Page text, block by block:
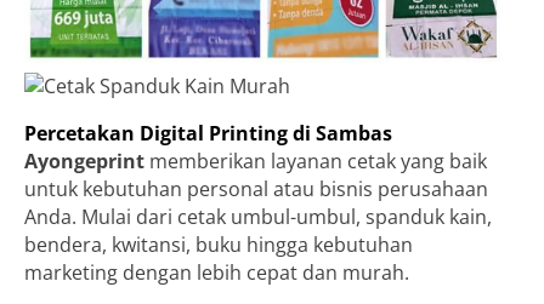
Percetakan Digital Printing di Sambas
Ayongeprint memberikan layanan cetak yang baik
untuk kebutuhan personal atau bisnis perusahaan
Anda. Mulai dari cetak umbul-umbul, spanduk kain,
bendera, kwitansi, buku hingga kebutuhan
marketing dengan lebih cepat dan murah.